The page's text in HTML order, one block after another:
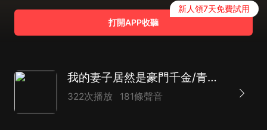
打開APP收聽
新人領7天免費試用
我的妻子居然是豪門千金/青春言情/職場商戰/AI多播
322次播放 181條聲音